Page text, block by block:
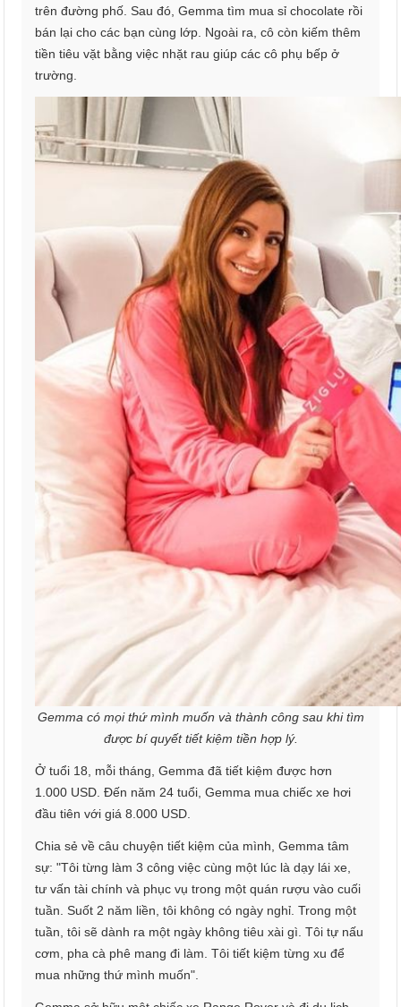
trên đường phố. Sau đó, Gemma tìm mua sỉ chocolate rồi
bán lại cho các bạn cùng lớp. Ngoài ra, cô còn kiếm thêm
tiền tiêu vặt bằng việc nhặt rau giúp các cô phụ bếp ở
trường.
Gemma có mọi thứ mình muốn và thành công sau khi tìm
được bí quyết tiết kiệm tiền hợp lý.
Ở tuổi 18, mỗi tháng, Gemma đã tiết kiệm được hơn
1.000 USD. Đến năm 24 tuổi, Gemma mua chiếc xe hơi
đầu tiên với giá 8.000 USD.
Chia sẻ về câu chuyện tiết kiệm của mình, Gemma tâm
sự: "Tôi từng làm 3 công việc cùng một lúc là dạy lái xe,
tư vấn tài chính và phục vụ trong một quán rượu vào cuối
tuần. Suốt 2 năm liền, tôi không có ngày nghỉ. Trong một
tuần, tôi sẽ dành ra một ngày không tiêu xài gì. Tôi tự nấu
cơm, pha cà phê mang đi làm. Tôi tiết kiệm từng xu để
mua những thứ mình muốn".